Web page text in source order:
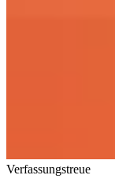
Verfassungstreue